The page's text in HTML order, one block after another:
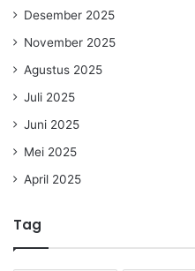
Desember 2025
November 2025
Agustus 2025
Juli 2025
Juni 2025
Mei 2025
April 2025
Tag